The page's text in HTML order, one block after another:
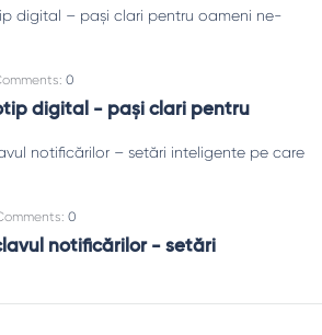
0
digital - pași clari pentru
0
notificărilor - setări